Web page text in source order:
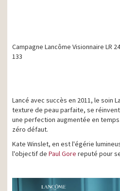
Campagne Lancôme Visionnaire LR
133
Lancé avec succès en 2011, le soin
texture de peau parfaite, se
une perfection augmentée en
zéro défaut.
Kate Winslet, en est l'égérie
l'objectif de Paul Gore reputé pour